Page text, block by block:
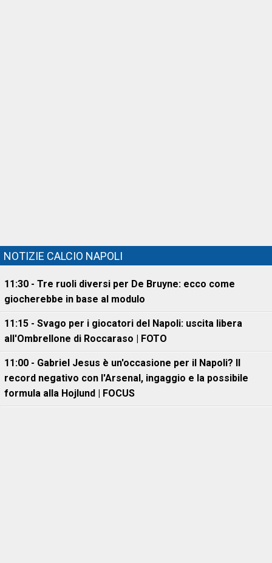
NOTIZIE CALCIO NAPOLI
11:30 - Tre ruoli diversi per De Bruyne: ecco come
giocherebbe in base al modulo
11:15 - Svago per i giocatori del Napoli: uscita libera
all'Ombrellone di Roccaraso | FOTO
11:00 - Gabriel Jesus è un'occasione per il Napoli? Il
record negativo con l'Arsenal, ingaggio e la possibile
formula alla Hojlund | FOCUS